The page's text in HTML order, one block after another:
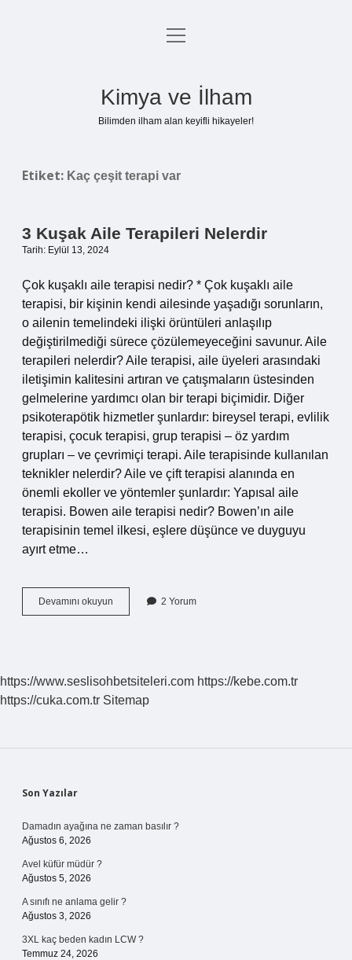
Anasayfa
menüyü
Kimya ve İlham
Bilimden ilham alan keyifli hikayeler!
Etiket: Kaç çeşit terapi var
3 Kuşak Aile Terapileri Nelerdir
Tarih: Eylül 13, 2024
Çok kuşaklı aile terapisi nedir? * Çok kuşaklı aile
terapisi, bir kişinin kendi ailesinde yaşadığı sorunların,
o ailenin temelindeki ilişki örüntüleri anlaşılıp
değiştirilmediği sürece çözülemeyeceğini savunur. Aile
terapileri nelerdir? Aile terapisi, aile üyeleri arasındaki
iletişimin kalitesini artıran ve çatışmaların üstesinden
gelmelerine yardımcı olan bir terapi biçimidir. Diğer
psikoterapötik hizmetler şunlardır: bireysel terapi, evlilik
terapisi, çocuk terapisi, grup terapisi – öz yardım
grupları – ve çevrimiçi terapi. Aile terapisinde kullanılan
teknikler nelerdir? Aile ve çift terapisi alanında en
önemli ekoller ve yöntemler şunlardır: Yapısal aile
terapisi. Bowen aile terapisi nedir? Bowen’ın aile
terapisinin temel ilkesi, eşlere düşünce ve duyguyu
ayırt etme…
Devamını okuyun
Kuşak
2 Yorum
https://www.seslisohbetsiteleri.com https://kebe.com.tr
https://cuka.com.tr Sitemap
Sidebar
Son Yazılar
Damadın ayağına ne zaman basılır ?
Ağustos 6, 2026
Avel küfür müdür ?
Ağustos 5, 2026
A sınıfı ne anlama gelir ?
Ağustos 3, 2026
3XL kaç beden kadın LCW ?
Temmuz 24, 2026